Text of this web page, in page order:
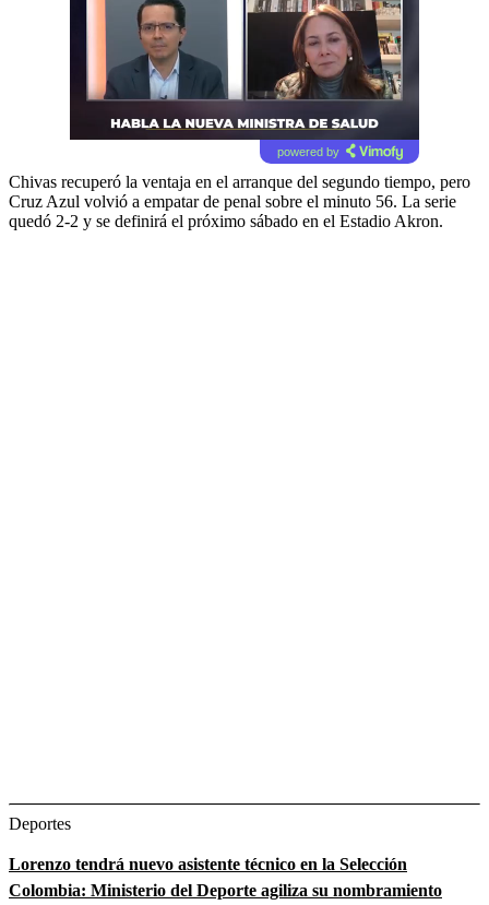
powered by
Chivas recuperó la ventaja en el arranque del segundo tiempo, pero
Cruz Azul volvió a empatar de penal sobre el minuto 56. La serie
quedó 2-2 y se definirá el próximo sábado en el Estadio Akron.
Deportes
Lorenzo tendrá nuevo asistente técnico en la Selección
Colombia: Ministerio del Deporte agiliza su nombramiento